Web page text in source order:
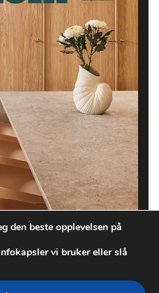
den beste opplevelsen på
vi bruker eller slå